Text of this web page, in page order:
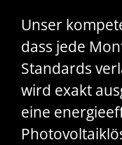
Unser
dass jede
Standards
wird exakt
eine